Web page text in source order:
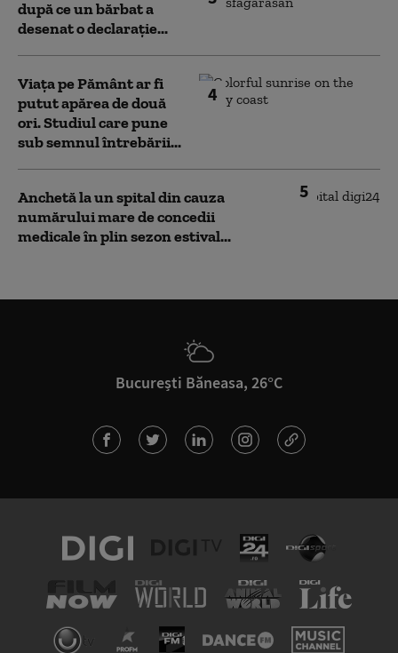
după ce un bărbat a
desenat o declarație...
4
Viața pe Pământ ar fi
putut apărea de două
ori. Studiul care pune
sub semnul întrebării...
5
Anchetă la un spital din cauza
numărului mare de concedii
medicale în plin sezon estival...
București Băneasa, 26°C